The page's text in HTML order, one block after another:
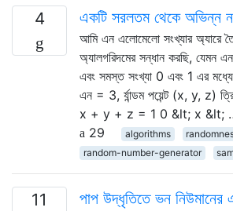
4 একটি সরলতম থেকে অভিন্ন
আমি এন এলোমেলো সংখ্যার অ্যারে
অ্যালগরিদমের সন্ধান করছি, যেমন
এবং সমস্ত সংখ্যা 0 এবং 1 এর
এন = 3, র্যান্ডম পয়েন্ট (x, y, z)
x + y + z = 1 0 &lt; x &lt;
29
algorithms
random-number-generator
11
পাপ উদ্ধৃতিতে ভন